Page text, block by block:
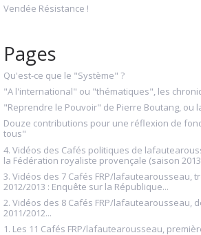
Vendée Résistance !
Pages
Qu'est-ce que le "Système" ?
"A l'international" ou "thématiques", les
"Reprendre le Pouvoir" de Pierre Boutang, ou
Douze contributions pour une réflexion de
tous"
4. Vidéos des Cafés politiques de
la Fédération royaliste provençale (saison
3. Vidéos des 7 Cafés FRP/lafautearousseau,
2012/2013 : Enquête sur la République...
2. Vidéos des 8 Cafés FRP/lafautearousseau,
2011/2012...
1. Les 11 Cafés FRP/lafautearousseau,